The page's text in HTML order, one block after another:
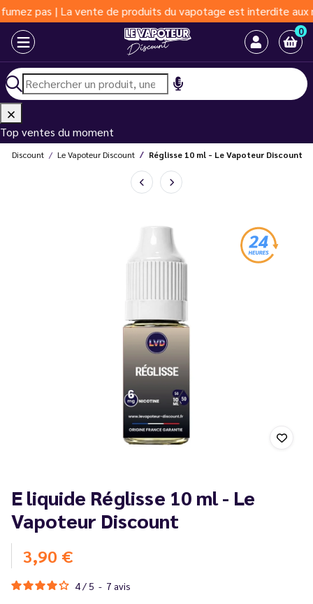
La vente de produits du vapotage est interdite aux moins de
0
Top ventes du moment
Discount Le Vapoteur Discount Réglisse 10 ml - Le Vapoteur Discount
E liquide Réglisse 10 ml - Le
Vapoteur Discount
3,90 €
4/ 5 - 7 avis